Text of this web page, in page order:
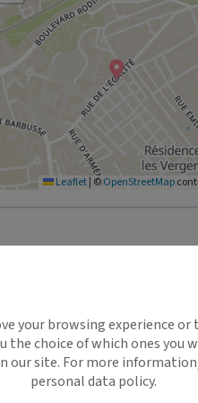
Leaflet| ©OpenStreetMap
pour ne plus rien
your browsing experience
the choice of which ones you
our site. For more
personal data policy.